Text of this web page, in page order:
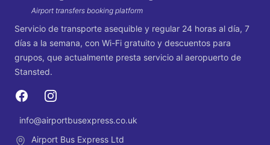
Aeropuerto de Dublin
Servicios para el aeropuerto de Dublin
Airport transfers booking platform
Servicio de transporte asequible y regular 24 horas al día, 7
días a la semana, con Wi-Fi gratuito y descuentos para
grupos, que actualmente presta servicio al aeropuerto de
Stansted.
FacebookInstagram
Email
info@airportbusexpress.co.uk
Airport Bus Express Ltd